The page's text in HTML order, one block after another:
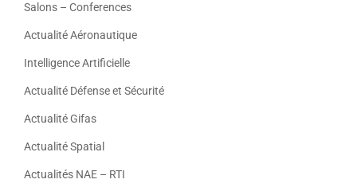
Salons – Conferences
Actualité Aéronautique
Intelligence Artificielle
Actualité Défense et Sécurité
Actualité Gifas
Actualité Spatial
Actualités NAE – RTI